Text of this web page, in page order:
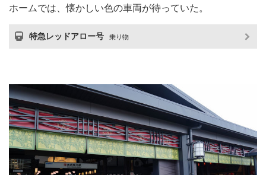
ホームでは、懐かしい色の車両が待っていた。
特急レッドアロー号 乗り物